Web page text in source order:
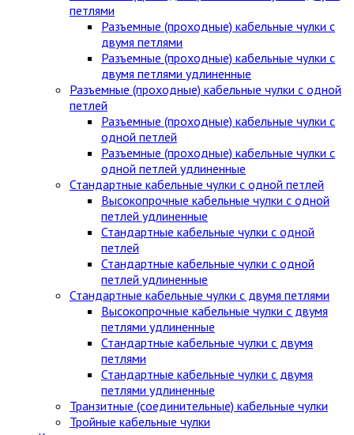
петлями
Разъемные (проходные) кабельные чулки с
двумя петлями
Разъемные (проходные) кабельные чулки с
двумя петлями удлиненные
Разъемные (проходные) кабельные чулки с одной
петлей
Разъемные (проходные) кабельные чулки с
одной петлей
Разъемные (проходные) кабельные чулки с
одной петлей удлиненные
Стандартные кабельные чулки c одной петлей
Высокопрочные кабельные чулки с одной
петлей удлиненные
Стандартные кабельные чулки с одной
петлей
Стандартные кабельные чулки с одной
петлей удлиненные
Стандартные кабельные чулки с двумя петлями
Высокопрочные кабельные чулки с двумя
петлями удлиненные
Стандартные кабельные чулки с двумя
петлями
Стандартные кабельные чулки с двумя
петлями удлиненные
Транзитные (соединительные) кабельные чулки
Тройные кабельные чулки